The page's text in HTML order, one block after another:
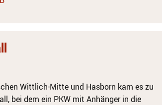
Wittlich-Mitte und Hasborn kam es zu
bei dem ein PKW mit Anhänger in die